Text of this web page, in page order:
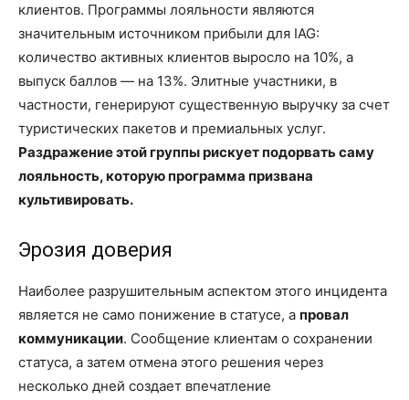
клиентов. Программы лояльности являются
значительным источником прибыли для IAG:
количество активных клиентов выросло на 10%, а
выпуск баллов — на 13%. Элитные участники, в
частности, генерируют существенную выручку за счет
туристических пакетов и премиальных услуг.
Раздражение этой группы рискует подорвать саму
лояльность, которую программа призвана
культивировать.
Эрозия доверия
Наиболее разрушительным аспектом этого инцидента
является не само понижение в статусе, а провал
коммуникации. Сообщение клиентам о сохранении
статуса, а затем отмена этого решения через
несколько дней создает впечатление